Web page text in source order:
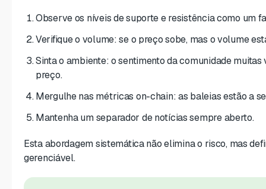
Observe os níveis de suporte e resistência como um
Verifique o volume: se o preço sobe, mas o volume
Sinta o ambiente: o sentimento da comunidade
preço.
Mergulhe nas métricas on-chain: as baleias estão a
Mantenha um separador de notícias sempre aberto.
Esta abordagem sistemática não elimina o risco, mas
gerenciável.